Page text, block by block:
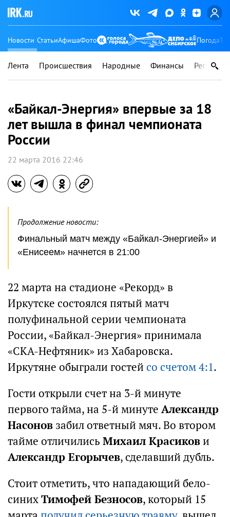
Новости СтатьиАфишаФото Погода
Лента Происшествия Народные Финансы Регионы
«Байкал-Энергия» впервые за 18
лет вышла в финал чемпионата
России
22 марта 2016 22:46
Продолжение новости:
Финальный матч между «Байкал-Энергией» и
«Енисеем» начнется в 21:00
22 марта на стадионе «Рекорд» в
Иркутске состоялся пятый матч
полуфинальной серии чемпионата
России, «Байкал-Энергия» принимала
«СКА-Нефтяник» из Хабаровска.
Иркутяне обыграли гостей со счетом 4:1.
Гости открыли счет на 3-й минуте
первого тайма, на 5-й минуте Александр
Насонов забил ответный мяч. Во втором
тайме отличились Михаил Красикови
Александр Егорычев, сделавший дубль.
Стоит отметить, что нападающий бело-
синихТимофей Безносов, который 15